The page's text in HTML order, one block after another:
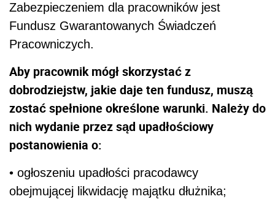
Zabezpieczeniem dla pracowników jest
Fundusz Gwarantowanych Świadczeń
Pracowniczych.
Aby pracownik mógł skorzystać z
dobrodziejstw, jakie daje ten fundusz, muszą
zostać spełnione określone warunki. Należy do
nich wydanie przez sąd upadłościowy
postanowienia o:
• ogłoszeniu upadłości pracodawcy
obejmującej likwidację majątku dłużnika;